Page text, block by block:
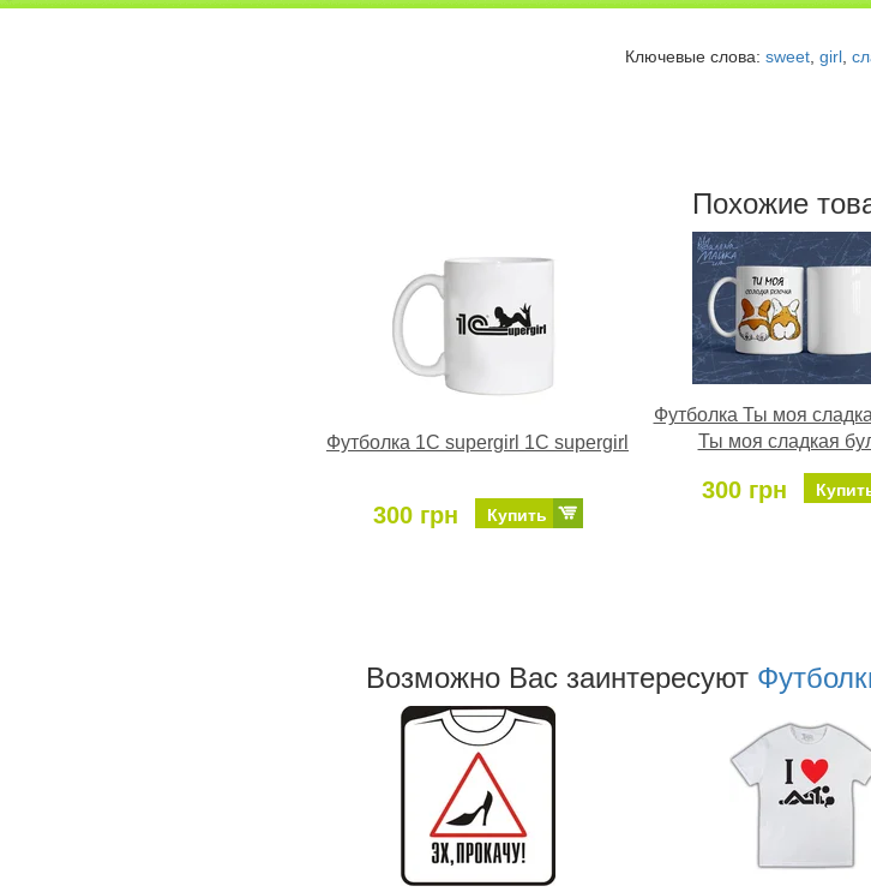
Ключевые слова: sweet girl
Похожие
Футболка 1С supergirl 1С supergirl
300 грн Купить
Футболка Ты моя
Ты моя сладкая
300 грн
Возможно Ваc заинтересуют